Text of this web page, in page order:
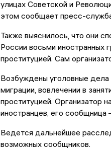
улицах Советской и
этом сообщает пресс-
Также выяснилось, что они
России восьми иностранных
проституцией. Сам
Возбуждены уголовные дела
миграции, вовлечении в
проституцией. Организатор
иностранцев, его сообщница
Ведется дальнейшее
возможных сообщников.